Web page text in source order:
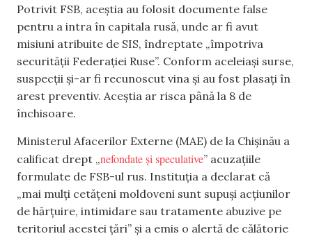
Potrivit FSB, aceștia au folosit documente false
pentru a intra în capitala rusă, unde ar fi avut
misiuni atribuite de SIS, îndreptate „împotriva
securității Federației Ruse”. Conform aceleiași surse,
suspecții și-ar fi recunoscut vina și au fost plasați în
arest preventiv. Aceștia ar risca până la 8 de
închisoare.
Ministerul Afacerilor Externe (MAE) de la Chișinău a
calificat drept „nefondate și speculative” acuzațiile
formulate de FSB-ul rus. Instituția a declarat că
„mai mulți cetățeni moldoveni sunt supuși acțiunilor
de hărțuire, intimidare sau tratamente abuzive pe
teritoriul acestei țări” și a emis o alertă de călătorie